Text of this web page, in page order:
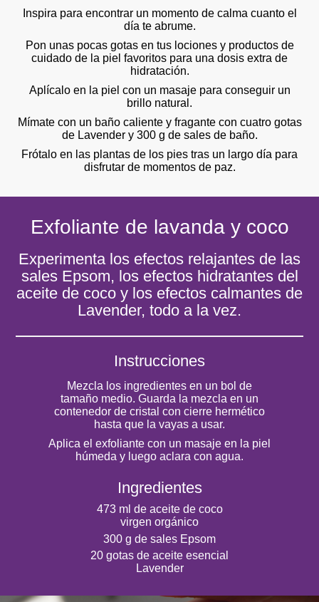
Inspira para encontrar un momento de calma cuanto el
día te abrume.
Pon unas pocas gotas en tus lociones y productos de
cuidado de la piel favoritos para una dosis extra de
hidratación.
Aplícalo en la piel con un masaje para conseguir un
brillo natural.
Mímate con un baño caliente y fragante con cuatro gotas
de Lavender y 300 g de sales de baño.
Frótalo en las plantas de los pies tras un largo día para
disfrutar de momentos de paz.
Exfoliante de lavanda y coco
Experimenta los efectos relajantes de las
sales Epsom, los efectos hidratantes del
aceite de coco y los efectos calmantes de
Lavender, todo a la vez.
Ingredientes
473 ml de aceite de coco
virgen orgánico
300 g de sales Epsom
20 gotas de aceite esencial
Lavender
Instrucciones
Mezcla los ingredientes en un bol de
tamaño medio. Guarda la mezcla en un
contenedor de cristal con cierre hermético
hasta que la vayas a usar.
Aplica el exfoliante con un masaje en la piel
húmeda y luego aclara con agua.